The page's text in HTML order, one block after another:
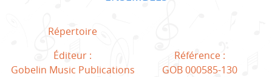
Répertoire
Éditeur :
Gobelin Music Publications
Référence :
GOB 000585-130